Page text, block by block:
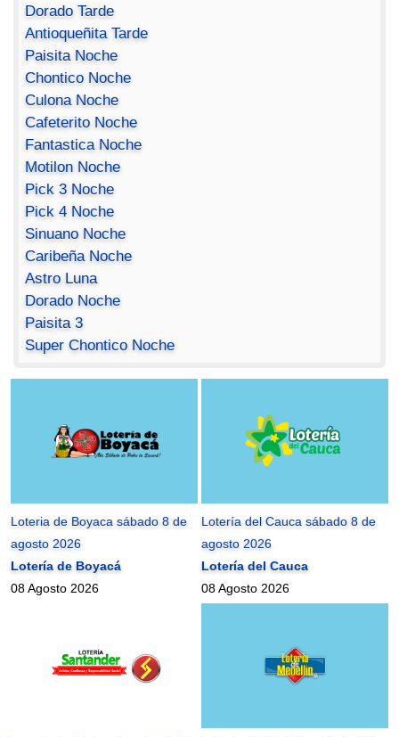
Dorado Tarde
Antioqueñita Tarde
Paisita Noche
Chontico Noche
Culona Noche
Cafeterito Noche
Fantastica Noche
Motilon Noche
Pick 3 Noche
Pick 4 Noche
Sinuano Noche
Caribeña Noche
Astro Luna
Dorado Noche
Paisita 3
Super Chontico Noche
Loteria de Boyaca sábado 8 de
agosto 2026
Lotería de Boyacá
08 Agosto 2026
Lotería del Cauca sábado 8 de
agosto 2026
Lotería del Cauca
08 Agosto 2026